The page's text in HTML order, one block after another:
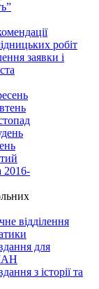
робіт
заявки і
2016-
відділення
для
з історії та